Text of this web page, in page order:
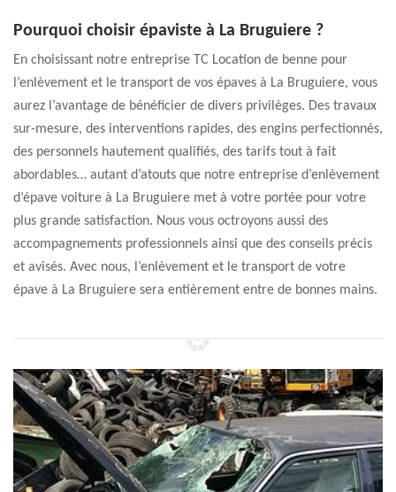
Pourquoi choisir épaviste à La Bruguiere ?
En choisissant notre entreprise TC Location de benne pour
l’enlèvement et le transport de vos épaves à La Bruguiere, vous
aurez l’avantage de bénéficier de divers privilèges. Des travaux
sur-mesure, des interventions rapides, des engins perfectionnés,
des personnels hautement qualifiés, des tarifs tout à fait
abordables… autant d’atouts que notre entreprise d’enlèvement
d’épave voiture à La Bruguiere met à votre portée pour votre
plus grande satisfaction. Nous vous octroyons aussi des
accompagnements professionnels ainsi que des conseils précis
et avisés. Avec nous, l’enlèvement et le transport de votre
épave à La Bruguiere sera entièrement entre de bonnes mains.